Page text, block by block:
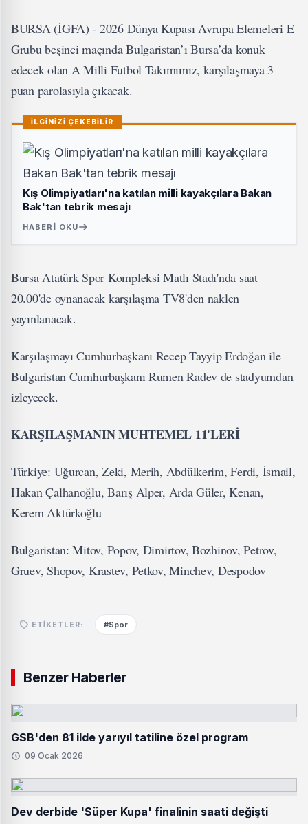
BURSA (İGFA) - 2026 Dünya Kupası Avrupa Elemeleri E
Grubu beşinci maçında Bulgaristan’ı Bursa’da konuk
edecek olan A Milli Futbol Takımımız, karşılaşmaya 3
puan parolasıyla çıkacak.
İLGİNİZİ ÇEKEBİLİR
Kış Olimpiyatları'na katılan milli kayakçılara Bakan
Bak'tan tebrik mesajı
HABERI OKU
Bursa Atatürk Spor Kompleksi Matlı Stadı'nda saat
20.00'de oynanacak karşılaşma TV8'den naklen
yayınlanacak.
Karşılaşmayı Cumhurbaşkanı Recep Tayyip Erdoğan ile
Bulgaristan Cumhurbaşkanı Rumen Radev de stadyumdan
izleyecek.
KARŞILAŞMANIN MUHTEMEL 11'LERİ
Türkiye: Uğurcan, Zeki, Merih, Abdülkerim, Ferdi, İsmail,
Hakan Çalhanoğlu, Barış Alper, Arda Güler, Kenan,
Kerem Aktürkoğlu
Bulgaristan: Mitov, Popov, Dimirtov, Bozhinov, Petrov,
Gruev, Shopov, Krastev, Petkov, Minchev, Despodov
ETIKETLER: #Spor
Benzer Haberler
GSB'den 81 ilde yarıyıl tatiline özel program
09 Ocak 2026
Dev derbide 'Süper Kupa' finalinin saati değişti